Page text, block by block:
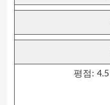
평점: 4.5